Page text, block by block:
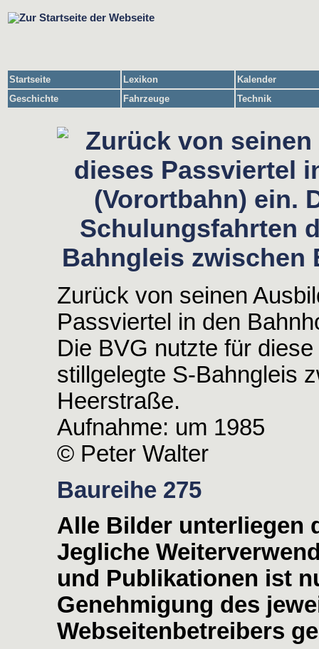
Startseite Lexikon
Kalender
Geschichte
Fahrzeuge Technik
Zurück von seinen
Passviertel in den
Die BVG nutzte für
stillgelegte S-Bahngleis
Heerstraße.
Aufnahme: um 1985
© Peter Walter
Baureihe 275
Alle Bilder unterliegen
Jegliche
und Publikationen ist
Genehmigung des
Webseitenbetreibers